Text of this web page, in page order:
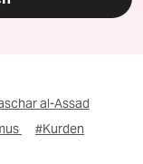
al-Assad
#Kurden